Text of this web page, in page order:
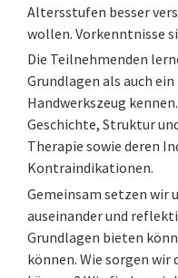
Altersstufen besser
wollen. Vorkenntnisse
Die Teilnehmenden
Grundlagen als auch
Handwerkszeug
Geschichte, Struktur
Therapie sowie deren
Kontraindikationen.
Gemeinsam setzen wir
auseinander und
Grundlagen bieten
können. Wie sorgen wir